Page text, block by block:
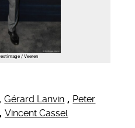
/ Veeren
, Gérard Lanvin , Peter
, Vincent Cassel